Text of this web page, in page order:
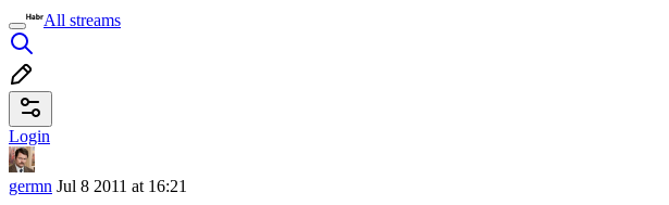
All streams
Login
germn Jul 8 2011 at 16:21